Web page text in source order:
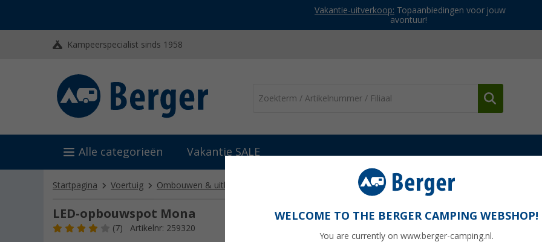
Vakantie-uitverkoop: Topaanbiedingen voor jouw
avontuur!
Kampeerspecialist sinds 1958
Alle categorieën Vakantie SALE
Startpagina Voertuig Ombouwen & uitbouwen LED-opbouwspot Mona
LED-opbouwspot Mona
(7) Artikelnr: 259320
WELCOME TO THE BERGER CAMPING WEBSHOP!
You are currently on www.berger-camping.nl.